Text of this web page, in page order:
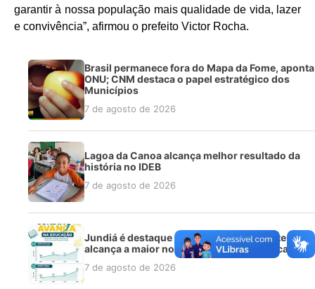
garantir à nossa população mais qualidade de vida, lazer
e convivência”, afirmou o prefeito Victor Rocha.
Brasil permanece fora do Mapa da Fome, aponta
ONU; CNM destaca o papel estratégico dos
Municípios
7 de agosto de 2026
Lagoa da Canoa alcança melhor resultado da
história no IDEB
7 de agosto de 2026
Jundiá é destaque no Ideb na região Norte e
alcança a maior nota da sua série histórica
7 de agosto de 2026